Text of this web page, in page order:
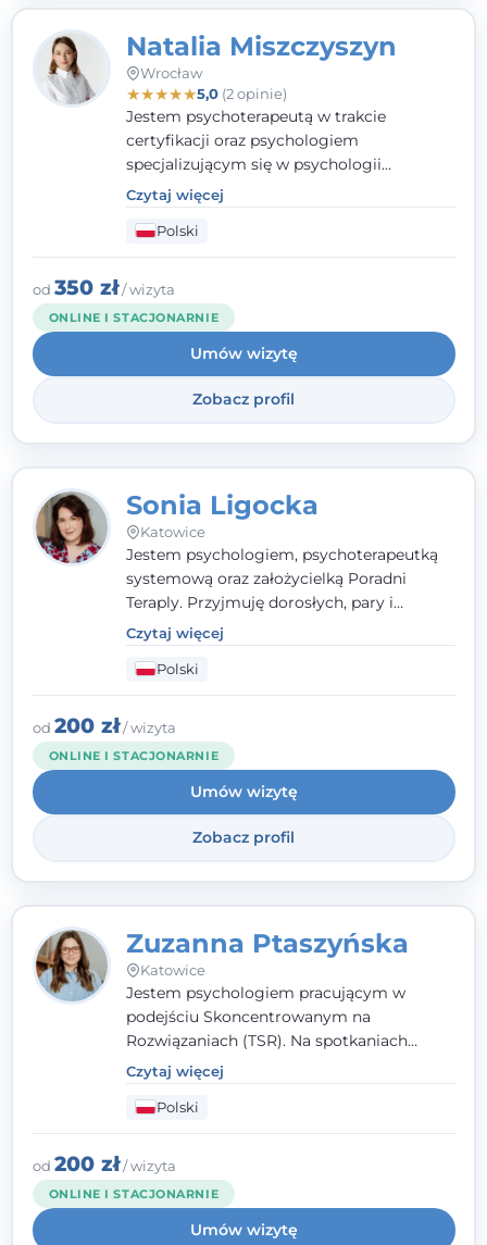
Natalia Miszczyszyn
Wrocław
★★★★★5,0(2 opinie)
Jestem psychoterapeutą w trakcie
certyfikacji oraz psychologiem
specjalizującym się w psychologii
klinicznej. Ukończyłam również studia
podyplomowe z Praktycznej Diagnozy
Psychologicznej. Aktywnie uczestniczę w
działalności Polskiego Towarzystwa
Psychiatrycznego oraz Polskiego
Towarzystwa Psychologicznego, a także
jestem członkiem nadzwyczajnym
Wielkopolskiego Towarzystwa Terapii
Systemowej.
Czytaj więcej
Polski
od 350 zł/ wizyta
ONLINE I STACJONARNIE
Umów wizytę
Zobacz profil
Sonia Ligocka
Katowice
Jestem psychologiem, psychoterapeutką
systemową oraz założycielką Poradni
Teraply. Przyjmuję dorosłych, pary i
rodziny, dobierając metody do
indywidualnych zasobów pacjenta. Wierzę
w drzemiące w Tobie zasoby, które
pozwolą Ci wyjść z kryzysu - a jeśli jeszcze
ich nie widzisz, pomogę Ci je odsłonić.
Czytaj więcej
Polski
od 200 zł/ wizyta
ONLINE I STACJONARNIE
Umów wizytę
Zobacz profil
Zuzanna Ptaszyńska
Katowice
Jestem psychologiem pracującym w
podejściu Skoncentrowanym na
Rozwiązaniach (TSR). Na spotkaniach
pracuję w sposób dopasowany do Ciebie -
nawet jeśli na starcie nie wiesz dokładnie,
czego potrzebujesz, odkrywamy to razem,
krok po kroku. Towarzyszę dorosłym oraz
młodzieży od 13. roku życia.
Czytaj więcej
Polski
od 200 zł/ wizyta
ONLINE I STACJONARNIE
Umów wizytę